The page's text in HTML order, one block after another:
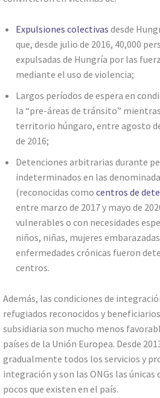
Expulsiones colectivas desde
que, desde julio de 2016, 40,000
expulsadas de Hungría por las
mediante el uso de violencia;
Largos períodos de espera en
la “pre-áreas de tránsito”
territorio húngaro, entre agosto
de 2016;
Detenciones arbitrarias durante
indeterminados en las
(reconocidas como centros de
entre marzo de 2017 y mayo de
vulnerables o con necesidades
niños, niñas, mujeres
enfermedades crónicas fueron
centros.
Además, las condiciones de
refugiados reconocidos y
subsidiaria son mucho menos
países de la Unión Europea. Desde
gradualmente todos los servicios y
integración y son las ONGs las únicas
pocos que existen en el país.